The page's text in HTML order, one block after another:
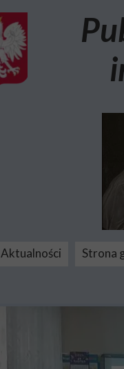
Aktualności Strona